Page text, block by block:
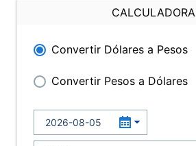
CALCULADORA
Convertir Dólares a Pesos
Convertir Pesos a Dólares